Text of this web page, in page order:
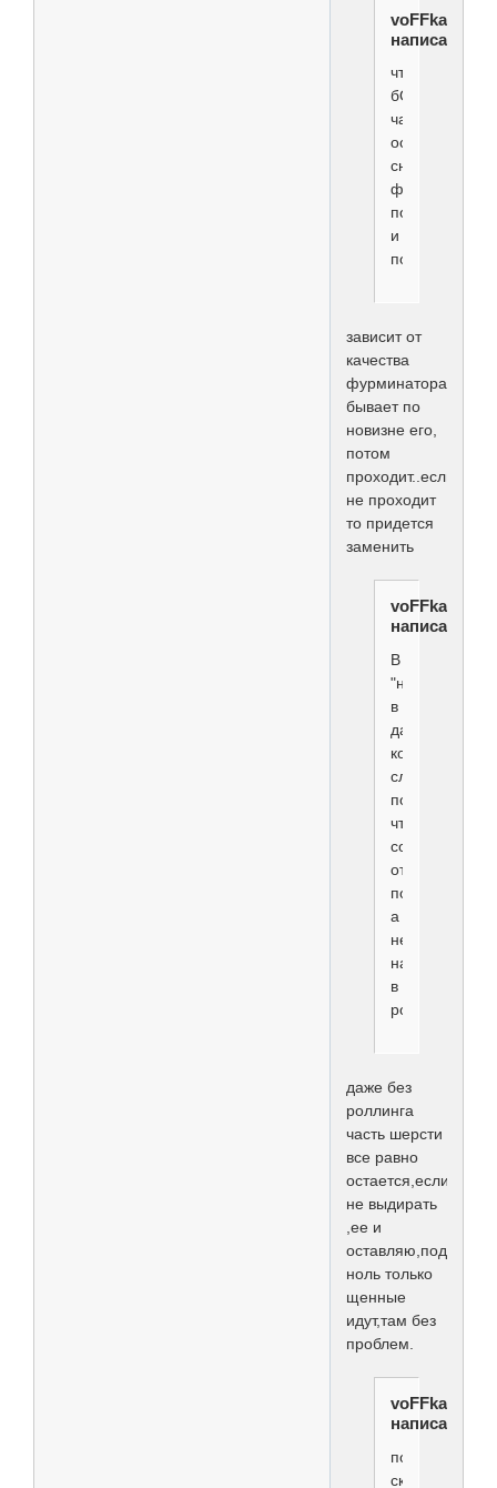
voFFka
написал(а):
что
бОльшая
часть
ости
снимаемая
и
подрезается.
зависит от
качества
бывает по
новизне его,
потом
проходит..если
не проходит
то придется
заменить
voFFka
написал(а):
В
"нуль",
в
данном
конкретном
случае
что
собака
полность,
а
не
находиться
в
роллинге
даже без
роллинга
часть шерсти
все равно
остается,если
не выдирать
,ее и
оставляю,под
ноль только
щенные
идут,там без
проблем.
voFFka
написал(а):
потом
скорее